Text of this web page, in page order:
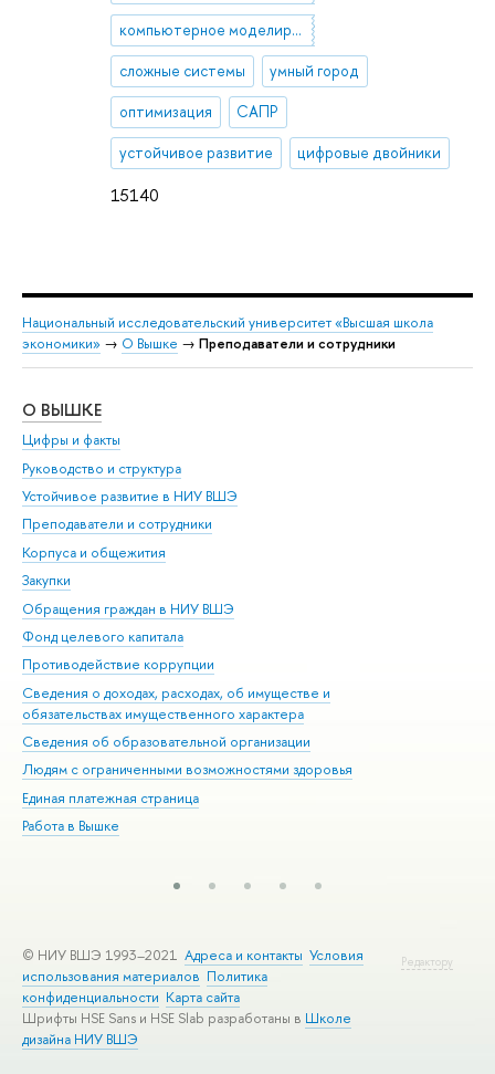
15140
компьютерное моделирование
сложные системы умный город
оптимизация САПР
устойчивое развитие цифровые двойники
Национальный исследовательский университет «Высшая школа
экономики» → О Вышке → Преподаватели и сотрудники
О ВЫШКЕ
Цифры и факты
Руководство и структура
Устойчивое развитие в НИУ ВШЭ
Преподаватели и сотрудники
Корпуса и общежития
Закупки
Обращения граждан в НИУ ВШЭ
Фонд целевого капитала
Противодействие коррупции
Сведения о доходах, расходах, об имуществе и
обязательствах имущественного характера
Сведения об образовательной организации
Людям с ограниченными возможностями здоровья
Единая платежная страница
Работа в Вышке
Редактору
© НИУ ВШЭ 1993–2021 Адреса и контакты Условия
использования материалов Политика
конфиденциальности Карта сайта
Шрифты HSE Sans и HSE Slab разработаны в Школе
дизайна НИУ ВШЭ